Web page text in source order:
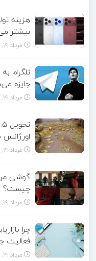
بیشتر
مرداد ۱۹, ۱۴۰۵
تلگرام
جایزه
مرداد ۱۹, ۱۴۰۵
مرداد ۱۹, ۱۴۰۵
گوشی
چیست؟
مرداد ۱۹, ۱۴۰۵
چرا
فعالیت
مرداد ۱۹, ۱۴۰۵